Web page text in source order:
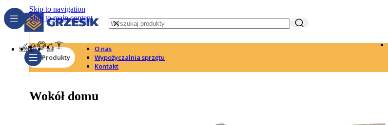
Skip to navigation
Skip to main content
Produkty
O nas
Wypożyczalnia sprzętu
Kontakt
Wokół domu